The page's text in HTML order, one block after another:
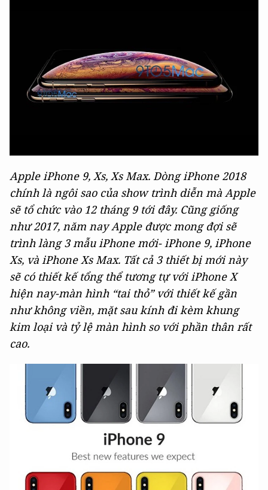
Apple iPhone 9, Xs, Xs Max. Dòng iPhone 2018
chính là ngôi sao của show trình diễn mà Apple
sẽ tổ chức vào 12 tháng 9 tới đây. Cũng giống
như 2017, năm nay Apple được mong đợi sẽ
trình làng 3 mẫu iPhone mới- iPhone 9, iPhone
Xs, và iPhone Xs Max. Tất cả 3 thiết bị mới này
sẽ có thiết kế tổng thể tương tự với iPhone X
hiện nay-màn hình “tai thỏ” với thiết kế gần
như không viền, mặt sau kính đi kèm khung
kim loại và tỷ lệ màn hình so với phần thân rất
cao.